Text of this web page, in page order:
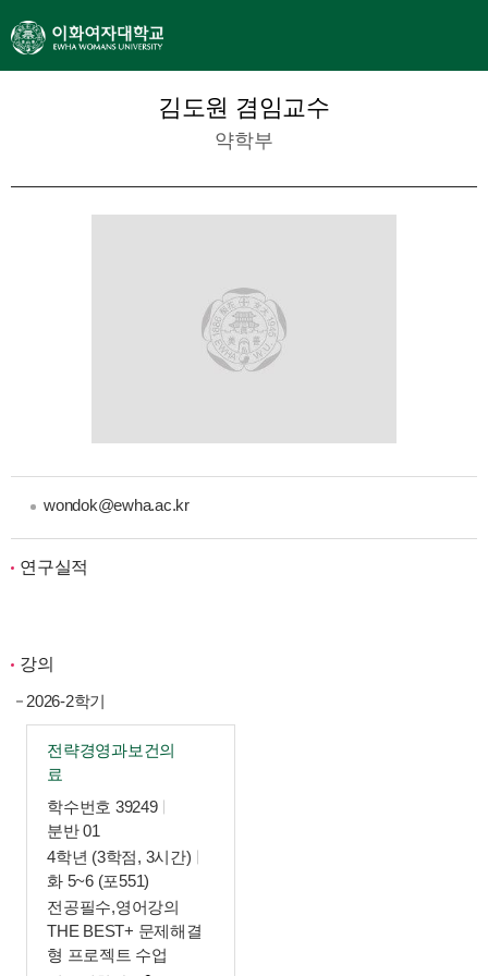
김도원 겸임교수
약학부
wondok@ewha.ac.kr
연구실적
강의
2026-2학기
전략경영과보건의
료
학수번호 39249
분반 01
4학년 (3학점, 3시간)
화 5~6 (포551)
전공필수,영어강의
THE BEST+ 문제해결
형 프로젝트 수업